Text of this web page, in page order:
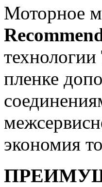
Моторное
технологии
пленке
экономия